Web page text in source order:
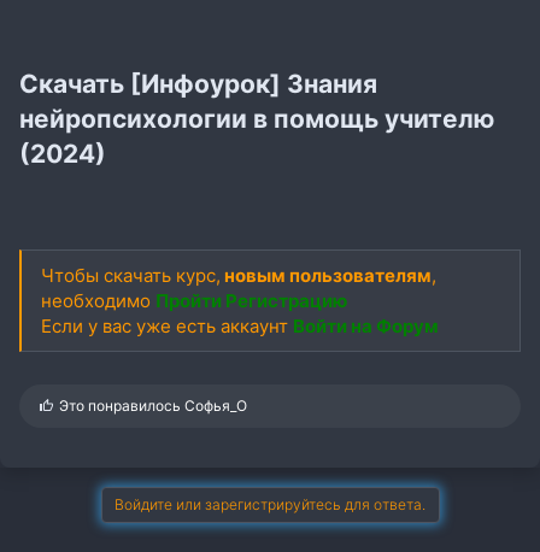
Скачать [Инфоурок] Знания
нейропсихологии в помощь учителю
(2024)
Чтобы скачать курс, новым пользователям,
необходимо Пройти Регистрацию
Если у вас уже есть аккаунт Войти на Форум
С
Это понравилосьСофья_O
Войдите или зарегистрируйтесь для ответа.